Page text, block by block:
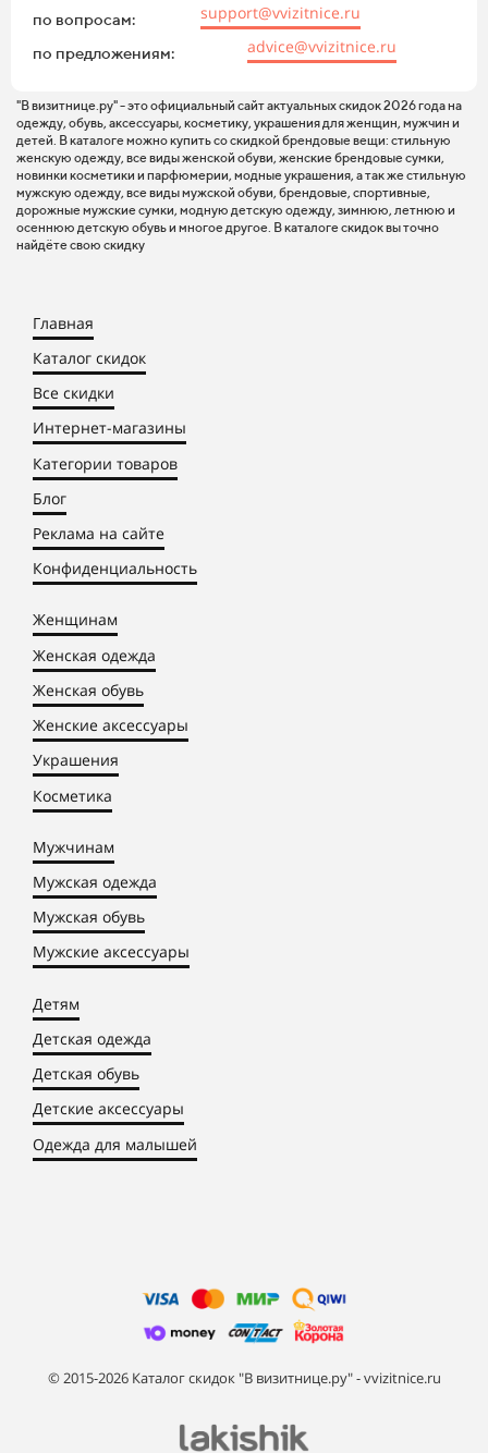
по вопросам: support@vvizitnice.ru
по предложениям: advice@vvizitnice.ru
"В визитнице.ру" - это официальный сайт актуальных скидок 2026 года на
одежду, обувь, аксессуары, косметику, украшения для женщин, мужчин и
детей. В каталоге можно купить со скидкой брендовые вещи: стильную
женскую одежду, все виды женской обуви, женские брендовые сумки,
новинки косметики и парфюмерии, модные украшения, а так же стильную
мужскую одежду, все виды мужской обуви, брендовые, спортивные,
дорожные мужские сумки, модную детскую одежду, зимнюю, летнюю и
осеннюю детскую обувь и многое другое. В каталоге скидок вы точно
найдёте свою скидку
Главная
Каталог скидок
Все скидки
Интернет-магазины
Категории товаров
Блог
Реклама на сайте
Конфиденциальность
Женщинам
Женская одежда
Женская обувь
Женские аксессуары
Украшения
Косметика
Мужчинам
Мужская одежда
Мужская обувь
Мужские аксессуары
Детям
Детская одежда
Детская обувь
Детские аксессуары
Одежда для малышей
© 2015-2026 Каталог скидок "В визитнице.ру" - vvizitnice.ru